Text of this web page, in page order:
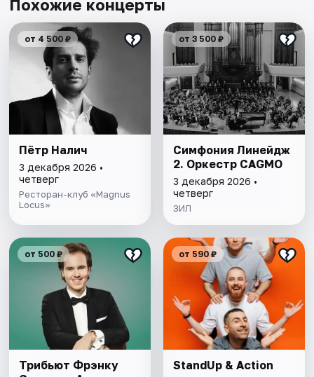
Похожие концерты
от 4 500 ₽
Пётр Налич
3 декабря 2026 •
четверг
Ресторан-клуб «Magnus
Locus»
от 3 500 ₽
Симфония Линейдж
2. Оркестр CAGMO
3 декабря 2026 •
четверг
ЗИЛ
от 500 ₽
Трибьют Фрэнку
от 590 ₽
StandUp & Action